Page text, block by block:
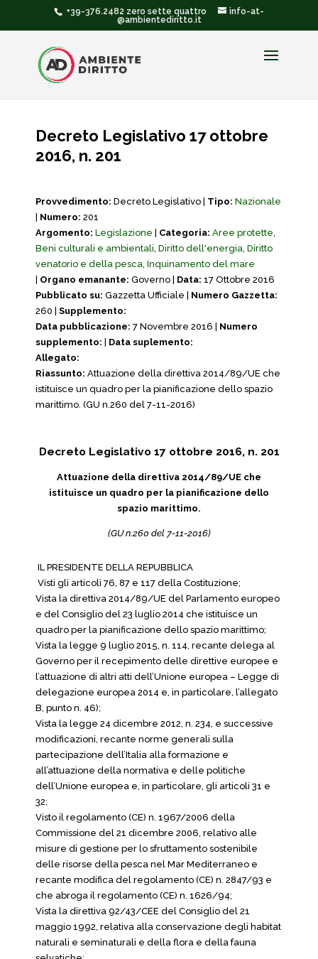
+39-376.2482 zero sette quattro
info-at-
@ambientediritto.it
Decreto Legislativo 17 ottobre
2016, n. 201
Provvedimento: Decreto Legislativo | Tipo: Nazionale
Numero: 201
Argomento: Legislazione Categoria: Aree protette,
Beni culturali e ambientali, Diritto dell'energia, Diritto
venatorio e della pesca, Inquinamento del mare
Organo emanante: Governo | Data: 17 Ottobre 2016
Pubblicato su: Gazzetta Ufficiale | Numero Gazzetta:
260 | Supplemento:
Data pubblicazione: 7 Novembre 2016 | Numero
supplemento:
Data suplemento:
Allegato:
Riassunto: Attuazione della direttiva 2014/89/UE che
istituisce un quadro per la pianificazione dello spazio
marittimo. (GU n.260 del 7-11-2016)
Decreto Legislativo 17 ottobre 2016, n. 201
Attuazione della direttiva 2014/89/UE che
istituisce un quadro per la pianificazione dello
spazio marittimo.
(GU n.260 del 7-11-2016)
IL PRESIDENTE DELLA REPUBBLICA
Visti gli articoli 76, 87 e 117 della Costituzione;
Vista la direttiva 2014/89/UE del Parlamento europeo
e del Consiglio del 23 luglio 2014 che istituisce un
quadro per la pianificazione dello spazio marittimo;
Vista la legge 9 luglio 2015, n. 114, recante delega al
Governo per il recepimento delle direttive europee e
l’attuazione di altri atti dell’Unione europea – Legge di
delegazione europea 2014 e, in particolare, l’allegato
B, punto n. 46);
Vista la legge 24 dicembre 2012, n. 234, e successive
modificazioni, recante norme generali sulla
partecipazione dell’Italia alla formazione e
all’attuazione della normativa e delle politiche
dell’Unione europea e, in particolare, gli articoli 31 e
32;
Visto il regolamento (CE) n. 1967/2006 della
Commissione del 21 dicembre 2006, relativo alle
misure di gestione per lo sfruttamento sostenibile
delle risorse della pesca nel Mar Mediterraneo e
recante modifica del regolamento (CE) n. 2847/93 e
che abroga il regolamento (CE) n. 1626/94;
Vista la direttiva 92/43/CEE del Consiglio del 21
maggio 1992, relativa alla conservazione degli habitat
naturali e seminaturali e della flora e della fauna